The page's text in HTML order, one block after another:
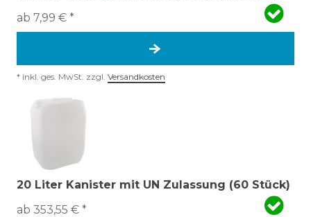
ab 7,99 € *
* inkl. ges. MwSt. zzgl. Versandkosten
20 Liter Kanister mit UN Zulassung (60 Stück)
ab 353,55 € *